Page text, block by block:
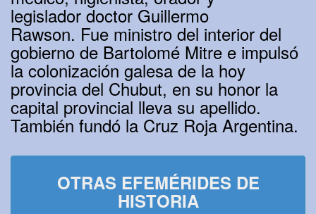
legislador doctor Guillermo
Rawson. Fue ministro del interior del
gobierno de Bartolomé Mitre e impulsó
la colonización galesa de la hoy
provincia del Chubut, en su honor la
capital provincial lleva su apellido.
También fundó la Cruz Roja Argentina.
OTRAS EFEMÉRIDES DE
HISTORIA